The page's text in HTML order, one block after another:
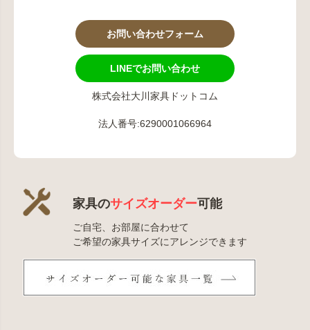
お問い合わせフォーム
LINEでお問い合わせ
株式会社大川家具ドットコム
法人番号:6290001066964
家具のサイズオーダー可能
ご自宅、お部屋に合わせて
ご希望の家具サイズにアレンジできます